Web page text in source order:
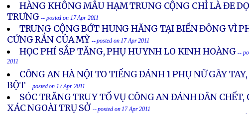
HÀNG KHÔNG MẪU HẠM TRUNG CỘNG CHỈ LÀ ĐE
TRƯNG -- posted on 17 Apr 2011
TRUNG CỘNG BỚT HUNG HĂNG TẠI BIỂN ĐÔNG VÌ
CỨNG RẮN CỦA MỸ -- posted on 17 Apr 2011
HỌC PHÍ SẮP TĂNG, PHỤ HUYNH LO KINH HOÀNG --
2011
CÔNG AN HÀ NỘI TO TIẾNG ÐÁNH 1 PHỤ NỮ GÃY
BỘT -- posted on 17 Apr 2011
SÓC TRĂNG TRUY TỐ VỤ CÔNG AN ÐÁNH DÂN CHẾT,
XÁC NGOÀI TRỤ SỞ -- posted on 17 Apr 2011